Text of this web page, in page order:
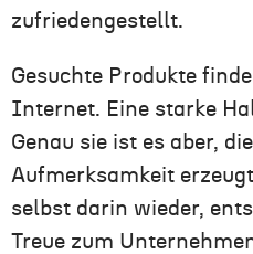
zufriedengestellt.
Gesuchte Produkte
Internet. Eine starke
Genau sie ist es aber,
Aufmerksamkeit
selbst darin wieder,
Treue zum